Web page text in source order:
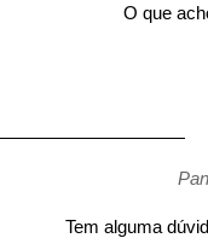
O que
Tem alguma